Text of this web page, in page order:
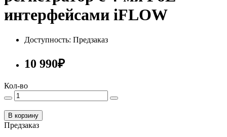
интерфейсами iFLOW
Доступность: Предзаказ
10 990₽
Кол-во
В корзину
Предзаказ